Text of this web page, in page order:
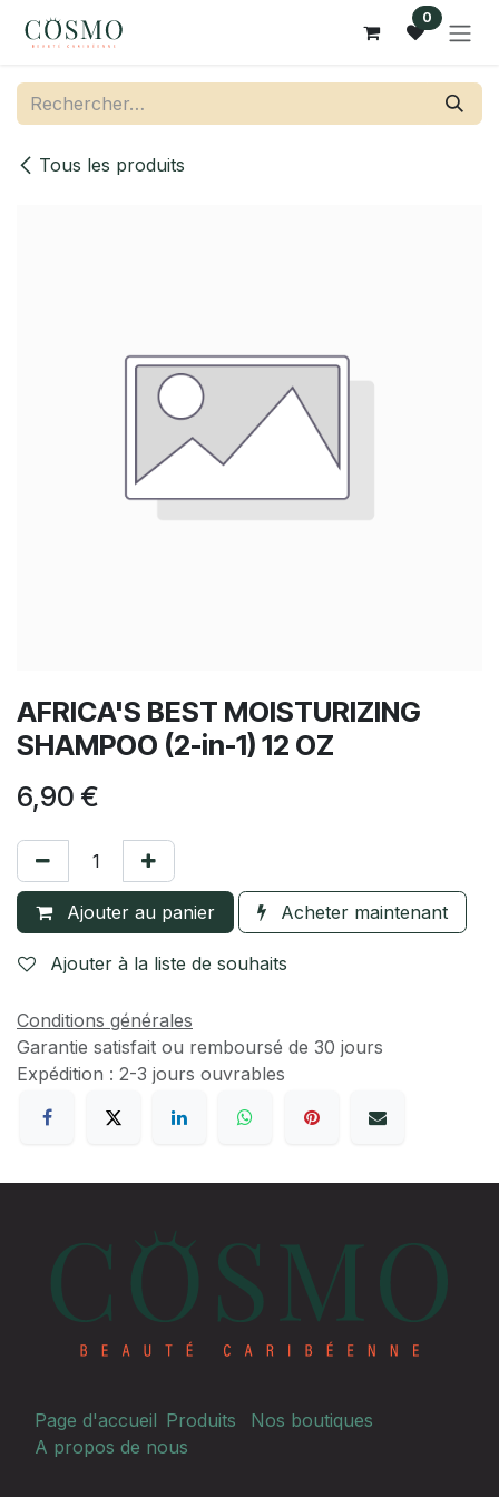
Se rendre au contenu 0
Tous les produits
AFRICA'S BEST MOISTURIZING
SHAMPOO (2-in-1) 12 OZ
6,90 €
Ajouter au panier Acheter maintenant
Ajouter à la liste de souhaits
Conditions générales
Garantie satisfait ou remboursé de 30 jours
Expédition : 2-3 jours ouvrables
Page d'accueil Produits
Nos boutiques
A propos de nous